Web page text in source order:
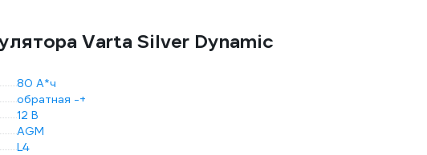
Varta Silver Dynamic
80 А*ч
обратная -+
12 В
AGM
L4